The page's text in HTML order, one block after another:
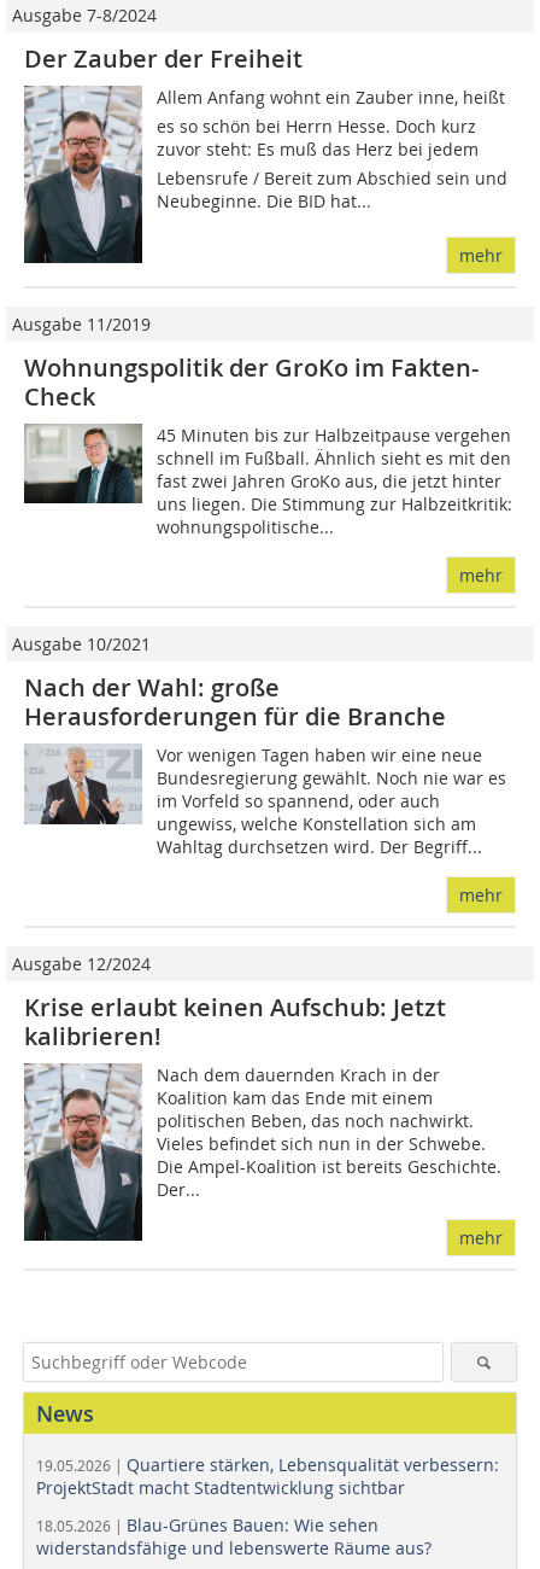
Ausgabe 7-8/2024
Der Zauber der Freiheit
Allem Anfang wohnt ein Zauber inne, heißt
es so schön bei Herrn Hesse. Doch kurz
zuvor steht: Es muß das Herz bei jedem
Lebensrufe / Bereit zum Abschied sein und
Neubeginne. Die BID hat...
mehr
Ausgabe 11/2019
Wohnungspolitik der GroKo im Fakten-
Check
45 Minuten bis zur Halbzeitpause vergehen
schnell im Fußball. Ähnlich sieht es mit den
fast zwei Jahren GroKo aus, die jetzt hinter
uns liegen. Die Stimmung zur Halbzeitkritik:
wohnungspolitische...
mehr
Ausgabe 10/2021
Nach der Wahl: große
Herausforderungen für die Branche
Vor wenigen Tagen haben wir eine neue
Bundesregierung gewählt. Noch nie war es
im Vorfeld so spannend, oder auch
ungewiss, welche Konstellation sich am
Wahltag durchsetzen wird. Der Begriff...
mehr
Ausgabe 12/2024
Krise erlaubt keinen Aufschub: Jetzt
kalibrieren!
Nach dem dauernden Krach in der
Koalition kam das Ende mit einem
politischen Beben, das noch nachwirkt.
Vieles befindet sich nun in der Schwebe.
Die Ampel-Koalition ist bereits Geschichte.
Der...
mehr
News
19.05.2026 | Quartiere stärken, Lebensqualität verbessern:
ProjektStadt macht Stadtentwicklung sichtbar
18.05.2026 | Blau-Grünes Bauen: Wie sehen
widerstandsfähige und lebenswerte Räume aus?